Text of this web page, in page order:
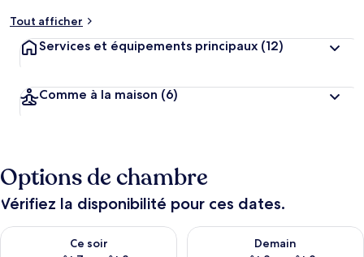
Tout afficher
Services et équipements principaux (12)
Comme à la maison (6)
Options de chambre
Vérifiez la disponibilité pour ces dates.
Ce soir
Vérifier la disponibilité pour ce soir août 7 - août 8
Demain
Vérifier la disponibilité pour